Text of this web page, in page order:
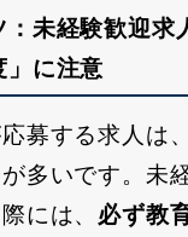
：未経験歓迎求
」に注意
募する求人は
多いです。未
には、 必ず教